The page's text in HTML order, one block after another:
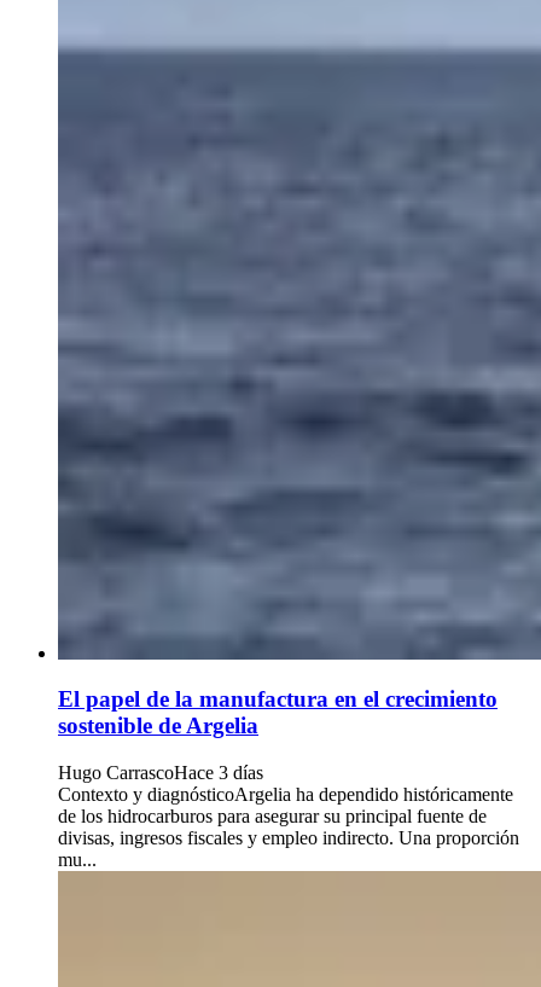
El papel de la manufactura en el crecimiento
sostenible de Argelia
Hugo CarrascoHace 3 días
Contexto y diagnósticoArgelia ha dependido históricamente
de los hidrocarburos para asegurar su principal fuente de
divisas, ingresos fiscales y empleo indirecto. Una proporción
mu...